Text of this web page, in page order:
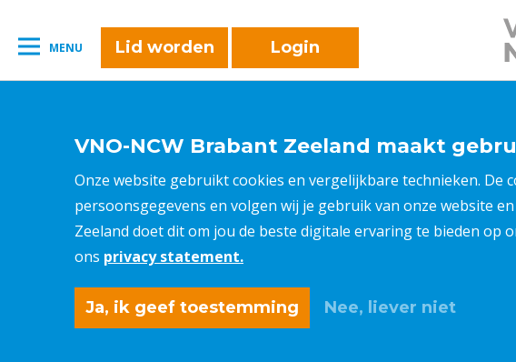
MENU Lid worden Login
VNO-NCW Brabant Zeeland maakt
Onze website gebruikt cookies en vergelijkbare technieken. De
persoonsgegevens en volgen wij je gebruik van onze website
Zeeland doet dit om jou de beste digitale ervaring te bieden op
ons privacy statement.
Ja, ik geef toestemming Nee, liever niet